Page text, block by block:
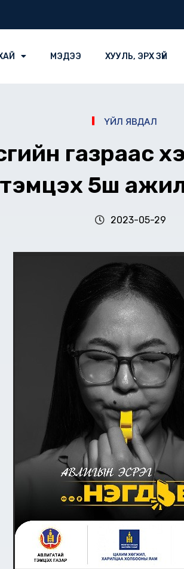
МЭДЭЭ ХУУЛЬ, ЭРХ ЗҮЙ
ҮЙЛ ЯВДАЛ
газраас
тэмцэх 5ш
2023-05-29